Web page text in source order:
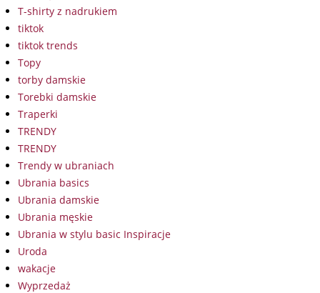
T-shirty z nadrukiem
tiktok
tiktok trends
Topy
torby damskie
Torebki damskie
Traperki
TRENDY
TRENDY
Trendy w ubraniach
Ubrania basics
Ubrania damskie
Ubrania męskie
Ubrania w stylu basic Inspiracje
Uroda
wakacje
Wyprzedaż